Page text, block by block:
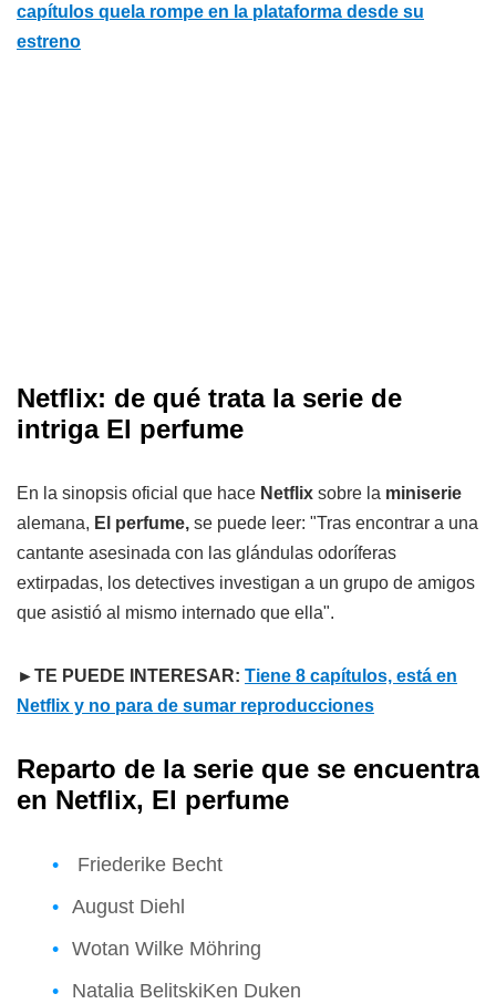
capítulos quela rompe en la plataforma desde su
estreno
Netflix: de qué trata la serie de
intriga El perfume
En la sinopsis oficial que hace Netflix sobre la miniserie
alemana, El perfume, se puede leer: "Tras encontrar a una
cantante asesinada con las glándulas odoríferas
extirpadas, los detectives investigan a un grupo de amigos
que asistió al mismo internado que ella".
►TE PUEDE INTERESAR: Tiene 8 capítulos, está en
Netflix y no para de sumar reproducciones
Reparto de la serie que se encuentra
en Netflix, El perfume
Friederike Becht
August Diehl
Wotan Wilke Möhring
Natalia BelitskiKen Duken